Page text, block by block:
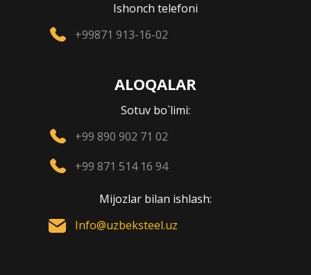
Ishonch telefoni
+99871 913-16-02
ALOQALAR
Sotuv bo`limi:
+99 890 902 71 02
+99 871 514 16 94
Mijozlar bilan ishlash:
Info@uzbeksteel.uz